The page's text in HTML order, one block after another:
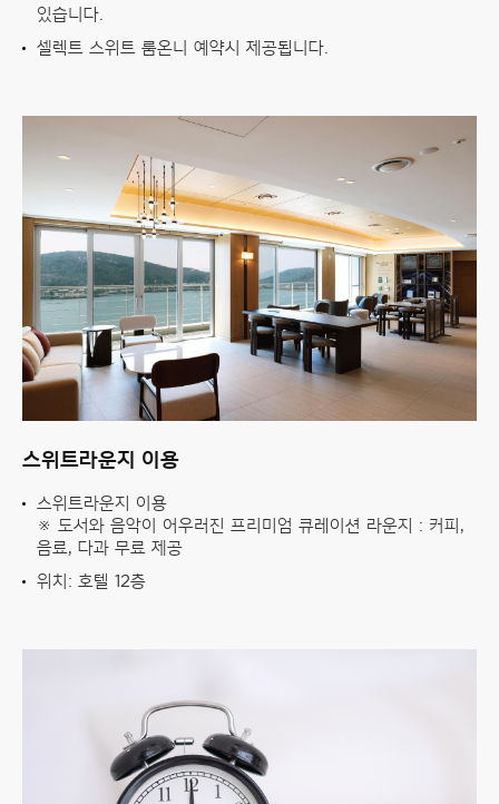
있습니다.
셀렉트 스위트 룸온니 예약시 제공됩니다.
스위트라운지 이용
스위트라운지 이용
※ 도서와 음악이 어우러진 프리미엄 큐레이션 라운지 : 커피,
음료, 다과 무료 제공
위치: 호텔 12층